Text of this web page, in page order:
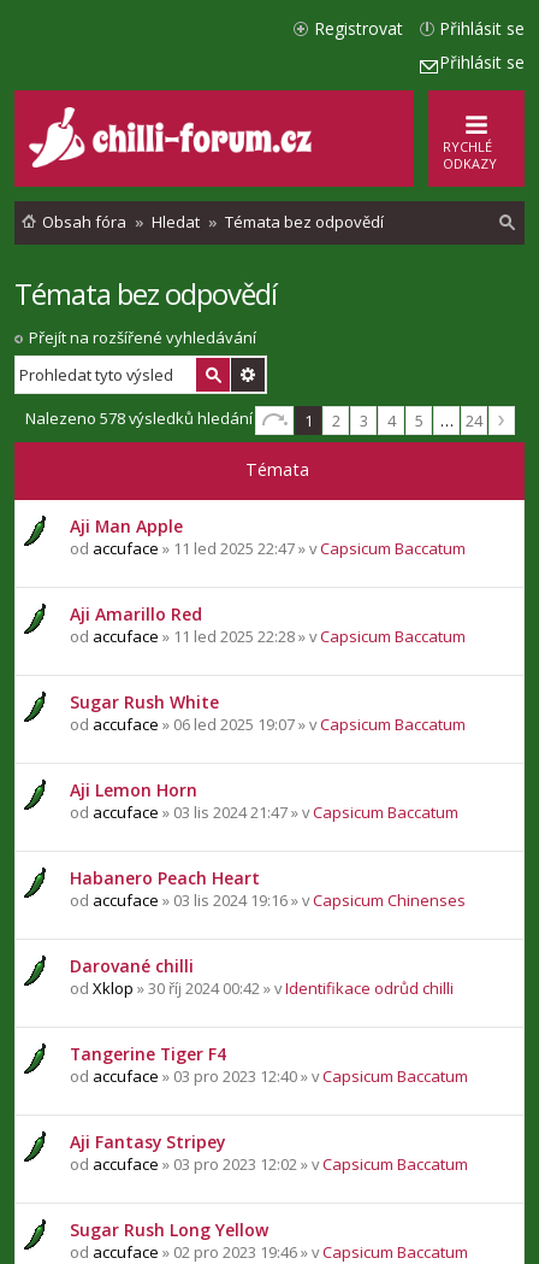
Přihlásit se
Přihlásit se
Registrovat
RYCHLÉ
ODKAZY
Obsah fóra Hledat Témata bez odpovědí
Témata bez odpovědí
Přejít na rozšířené vyhledávání
Nalezeno 578 výsledků hledání 1 2 3 4 5 … 24
Témata
Aji Man Apple
od accuface » 11 led 2025 22:47 » vCapsicum Baccatum
Aji Amarillo Red
od accuface » 11 led 2025 22:28 » vCapsicum Baccatum
Sugar Rush White
od accuface » 06 led 2025 19:07 » vCapsicum Baccatum
Aji Lemon Horn
od accuface » 03 lis 2024 21:47 » vCapsicum Baccatum
Habanero Peach Heart
od accuface » 03 lis 2024 19:16 » vCapsicum Chinenses
Darované chilli
od Xklop » 30 říj 2024 00:42 » vIdentifikace odrůd chilli
Tangerine Tiger F4
od accuface » 03 pro 2023 12:40 » vCapsicum Baccatum
Aji Fantasy Stripey
od accuface » 03 pro 2023 12:02 » vCapsicum Baccatum
Sugar Rush Long Yellow
od accuface » 02 pro 2023 19:46 » vCapsicum Baccatum